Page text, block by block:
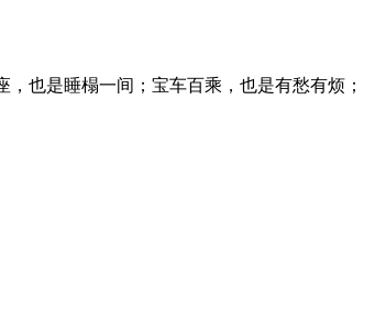
也是睡榻一间；宝车百乘，也是有愁有烦；